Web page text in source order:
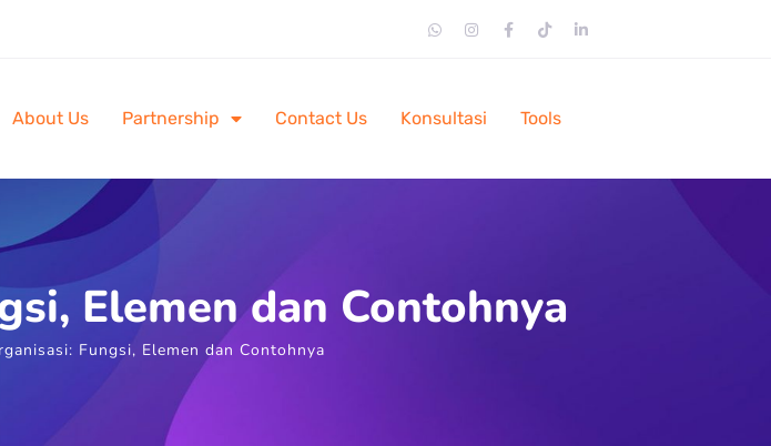
About Us Partnership Contact Us Konsultasi Tools
Elemen dan Contohnya
Fungsi, Elemen dan Contohnya